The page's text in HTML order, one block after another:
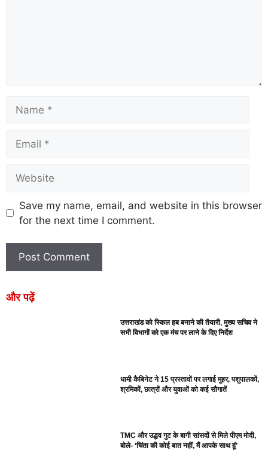
Save my name, email, and website in this browser
for the next time I comment.
और पढ़ें
उत्तराखंड को स्किल हब बनाने की तैयारी, मुख्य सचिव ने
सभी विभागों को एक मंच पर लाने के दिए निर्देश
धामी कैबिनेट ने 15 प्रस्तावों पर लगाई मुहर, पशुपालकों,
श्रमिकों, छात्रों और युवाओं को कई सौगातें
TMC और उद्धव गुट के बागी सांसदों से मिले पीएम मोदी,
बोले- ‘चिंता की कोई बात नहीं, मैं आपके साथ हूं’